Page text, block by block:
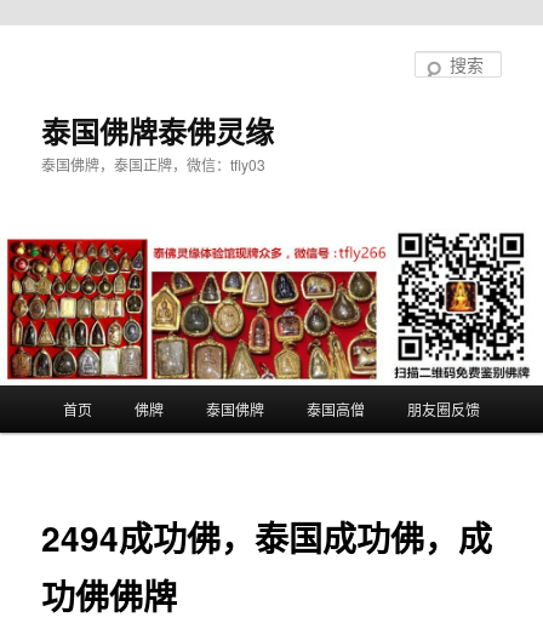
泰国佛牌泰佛灵缘
泰国佛牌，泰国正牌，微信：tfly03
首页 佛牌 泰国佛牌 泰国高僧 朋友圈反馈
2494成功佛，泰国成功佛，成
功佛佛牌